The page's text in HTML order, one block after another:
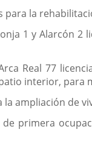
para la
1 y Alarcón
Real 77
interior, para
la ampliación de
de primera